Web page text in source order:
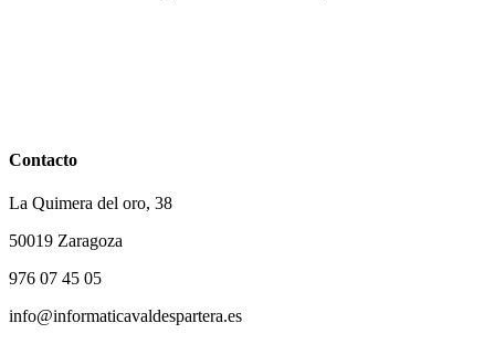
Contacto
La Quimera del oro, 38
50019 Zaragoza
976 07 45 05
info@informaticavaldespartera.es